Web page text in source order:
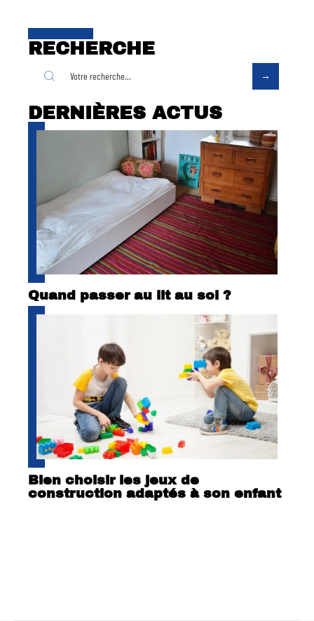
RECHERCHE
DERNIÈRES ACTUS
Quand passer au lit au sol ?
Bien choisir les jeux de
construction adaptés à son enfant